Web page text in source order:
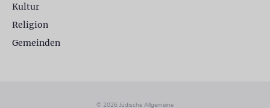
Kultur
Religion
Gemeinden
© 2026 Jüdische Allgemeine